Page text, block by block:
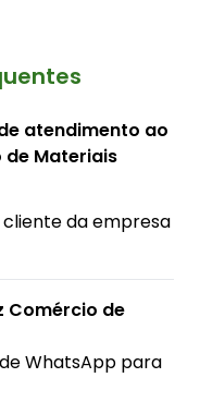
atendimento ao
de Materiais
da empresa
Comércio de
WhatsApp para